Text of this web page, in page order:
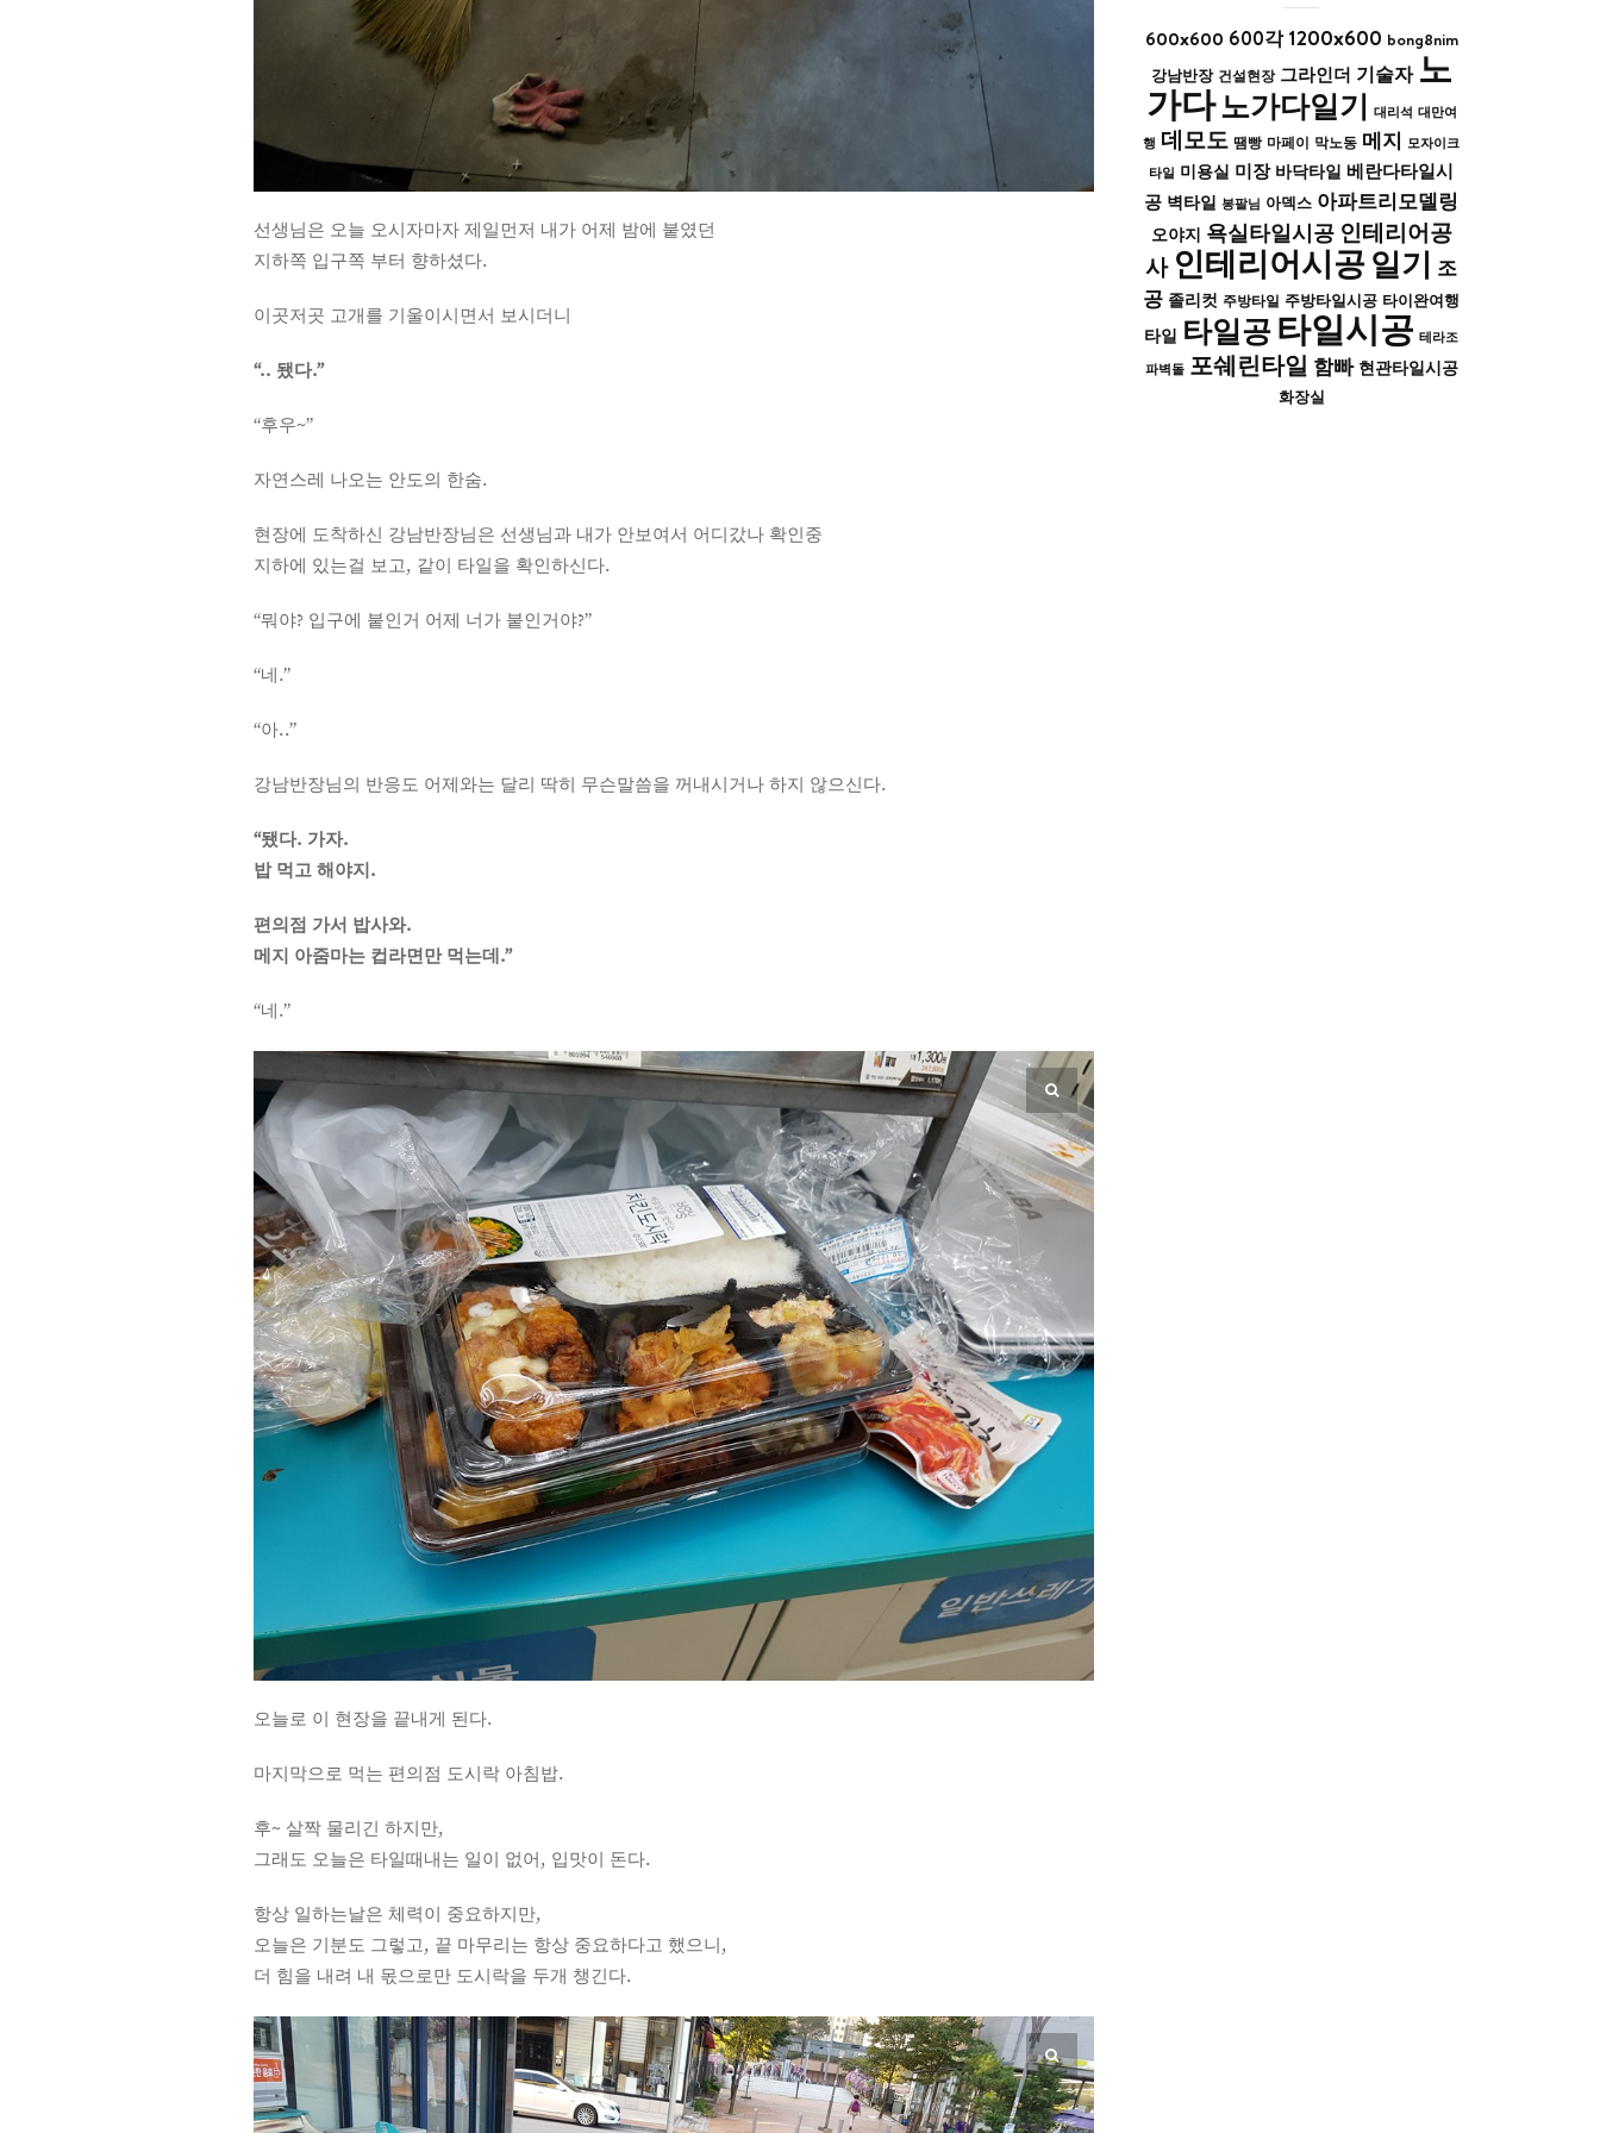
선생님은 오늘 오시자마자 제일먼저 내가 어제 밤에 붙였던
지하쪽 입구쪽 부터 향하셨다.
이곳저곳 고개를 기울이시면서 보시더니
“.. 됐다.”
“후우~”
자연스레 나오는 안도의 한숨.
현장에 도착하신 강남반장님은 선생님과 내가 안보여서 어디갔나 확인중
지하에 있는걸 보고, 같이 타일을 확인하신다.
“뭐야? 입구에 붙인거 어제 너가 붙인거야?”
“네.”
“아..”
강남반장님의 반응도 어제와는 달리 딱히 무슨말씀을 꺼내시거나 하지 않으신다.
“됐다. 가자.
밥 먹고 해야지.
편의점 가서 밥사와.
메지 아줌마는 컵라면만 먹는데.”
“네.”
오늘로 이 현장을 끝내게 된다.
마지막으로 먹는 편의점 도시락 아침밥.
후~ 살짝 물리긴 하지만,
그래도 오늘은 타일때내는 일이 없어, 입맛이 돈다.
항상 일하는날은 체력이 중요하지만,
오늘은 기분도 그렇고, 끝 마무리는 항상 중요하다고 했으니,
더 힘을 내려 내 몫으로만 도시락을 두개 챙긴다.
600x600 600각 1200x600 bong8nim
강남반장 건설현장 그라인더 기술자 노
가다노가다일기 대리석 대만여
행 데모도 땜빵 마페이 막노동 메지 모자이크
타일 미용실 미장 바닥타일 베란다타일시
공 벽타일 봉팔님 아덱스 아파트리모델링
오야지 욕실타일시공 인테리어공
사 인테리어시공 일기 조
공 졸리컷 주방타일 주방타일시공 타이완여행
타일 타일공타일시공 테라조
파벽돌 포쉐린타일 함빠 현관타일시공
화장실